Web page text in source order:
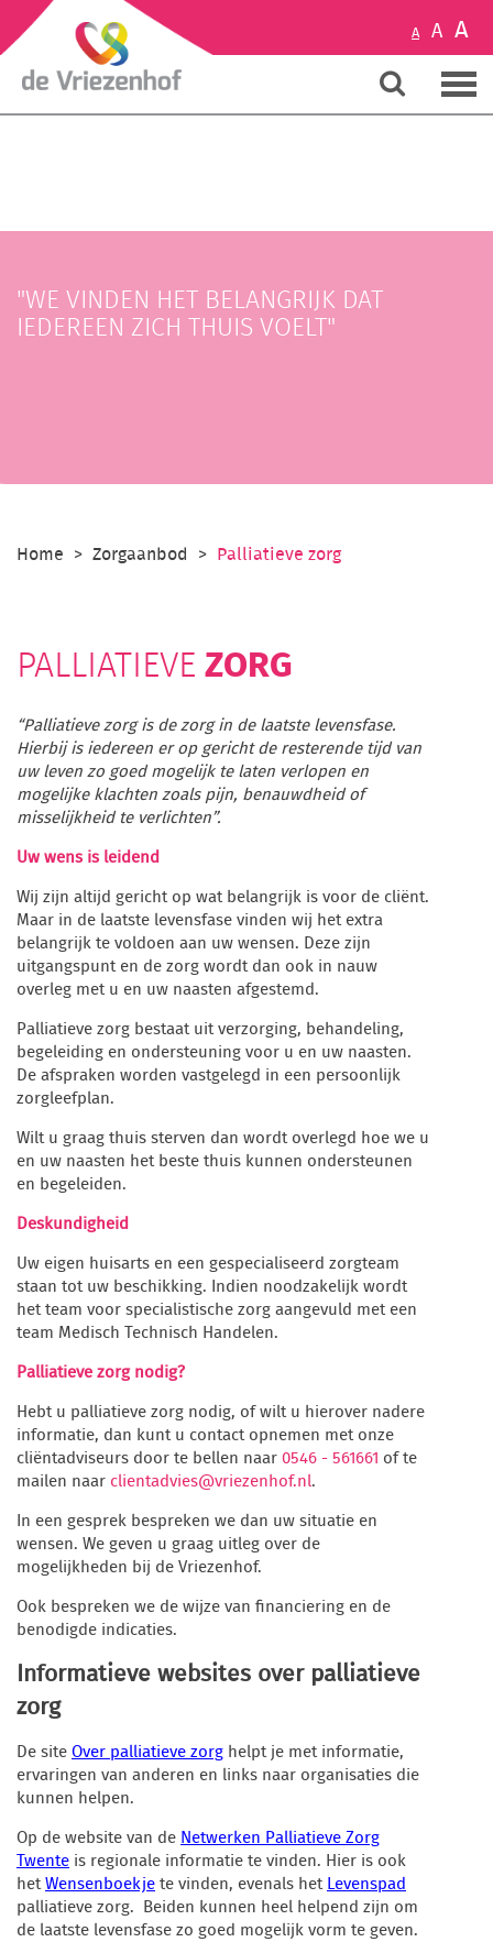
A A A
"WE VINDEN HET BELANGRIJK DAT
IEDEREEN ZICH THUIS VOELT"
Home Zorgaanbod Palliatieve zorg
PALLIATIEVEZORG
“Palliatieve zorg is de zorg in de laatste levensfase.
Hierbij is iedereen er op gericht de resterende tijd van
uw leven zo goed mogelijk te laten verlopen en
mogelijke klachten zoals pijn, benauwdheid of
misselijkheid te verlichten”.
Uw wens is leidend
Wij zijn altijd gericht op wat belangrijk is voor de cliënt.
Maar in de laatste levensfase vinden wij het extra
belangrijk te voldoen aan uw wensen. Deze zijn
uitgangspunt en de zorg wordt dan ook in nauw
overleg met u en uw naasten afgestemd.
Palliatieve zorg bestaat uit verzorging, behandeling,
begeleiding en ondersteuning voor u en uw naasten.
De afspraken worden vastgelegd in een persoonlijk
zorgleefplan.
Wilt u graag thuis sterven dan wordt overlegd hoe we u
en uw naasten het beste thuis kunnen ondersteunen
en begeleiden.
Deskundigheid
Uw eigen huisarts en een gespecialiseerd zorgteam
staan tot uw beschikking. Indien noodzakelijk wordt
het team voor specialistische zorg aangevuld met een
team Medisch Technisch Handelen.
Palliatieve zorg nodig?
Hebt u palliatieve zorg nodig, of wilt u hierover nadere
informatie, dan kunt u contact opnemen met onze
cliëntadviseurs door te bellen naar0546 - 561661 of te
mailen naar clientadvies@vriezenhof.nl.
In een gesprek bespreken we dan uw situatie en
wensen. We geven u graag uitleg over de
mogelijkheden bij de Vriezenhof.
Ook bespreken we de wijze van financiering en de
benodigde indicaties.
Informatieve websites over palliatieve
zorg
De siteOver palliatieve zorg helpt je met informatie,
ervaringen van anderen en links naar organisaties die
kunnen helpen.
Op de website van de Netwerken Palliatieve Zorg
Twente is regionale informatie te vinden. Hier is ook
hetWensenboekjete vinden, evenals hetLevenspad
palliatieve zorg. Beiden kunnen heel helpend zijn om
de laatste levensfase zo goed mogelijk vorm te geven.